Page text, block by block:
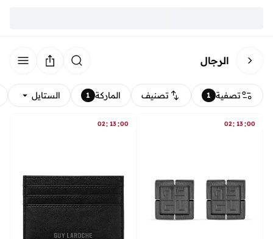
الرجال
تصفية 1 تصنيف الماركة 1 الستايل
02: 13:00
02: 13:00